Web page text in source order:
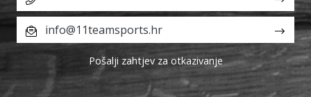
info@11teamsports.hr
Pošalji zahtjev za otkazivanje